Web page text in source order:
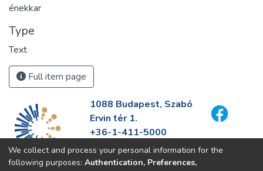
énekkar
Type
Text
Full item page
1088 Budapest, Szabó
Ervin tér 1.
+36-1-411-5000
info@fszek.hu
https://fszek.hu
We collect and process your personal information for the
following purposes: Authentication, Preferences,